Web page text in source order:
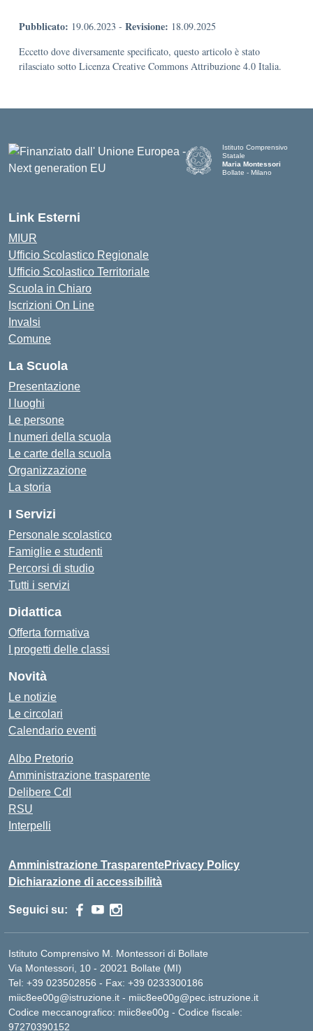
Pubblicato: 19.06.2023 - Revisione: 18.09.2025
Eccetto dove diversamente specificato, questo articolo è stato
rilasciato sotto Licenza Creative Commons Attribuzione 4.0 Italia.
Istituto Comprensivo
Statale
Maria Montessori
Bollate - Milano
Link Esterni
MIUR
Ufficio Scolastico Regionale
Ufficio Scolastico Territoriale
Scuola in Chiaro
Iscrizioni On Line
Invalsi
Comune
La Scuola
Presentazione
I luoghi
Le persone
I numeri della scuola
Le carte della scuola
Organizzazione
La storia
I Servizi
Personale scolastico
Famiglie e studenti
Percorsi di studio
Tutti i servizi
Didattica
Offerta formativa
I progetti delle classi
Novità
Le notizie
Le circolari
Calendario eventi
Albo Pretorio
Amministrazione trasparente
Delibere CdI
RSU
Interpelli
Amministrazione TrasparentePrivacy Policy
Dichiarazione di accessibilità
Seguici su:
Istituto Comprensivo M. Montessori di Bollate
Via Montessori, 10 - 20021 Bollate (MI)
Tel: +39 023502856 - Fax: +39 0233300186
miic8ee00g@istruzione.it - miic8ee00g@pec.istruzione.it
Codice meccanografico: miic8ee00g - Codice fiscale:
97270390152